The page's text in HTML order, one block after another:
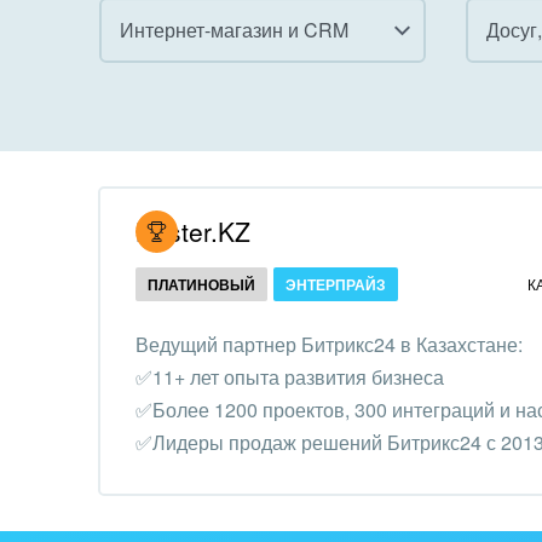
Интернет-магазин и CRM
Внедрение КЭДО
Интеграция с 1С
Организация задач и
Внедрение Бизнес-
процессов
администрирование
Hoster.KZ
ПЛАТИНОВЫЙ ЭНТЕРПРАЙЗ
Ведущий партнер Битрикс24 в Казахстане:
✅11+ лет опыта развития бизнеса
✅Более 1200 проектов, 300 интеграций и
✅Лидеры продаж решений Битрикс24 с